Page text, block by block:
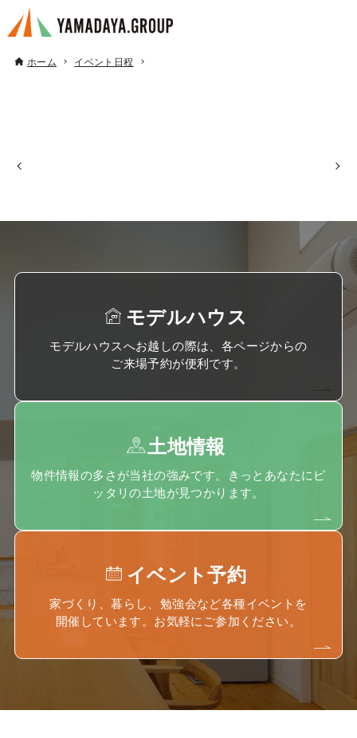
ホーム イベント日程
モデルハウス
モデルハウスへお越しの際は、各ページからの
ご来場予約が便利です。
土地情報
物件情報の多さが当社の強みです。きっとあなたにピ
ッタリの土地が見つかります。
イベント予約
家づくり、暮らし、勉強会など各種イベントを
開催しています。お気軽にご参加ください。